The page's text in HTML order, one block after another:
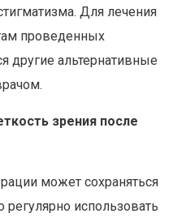
Для лечения
проведенных
другие альтернативные
зрения после
может сохраняться
использовать